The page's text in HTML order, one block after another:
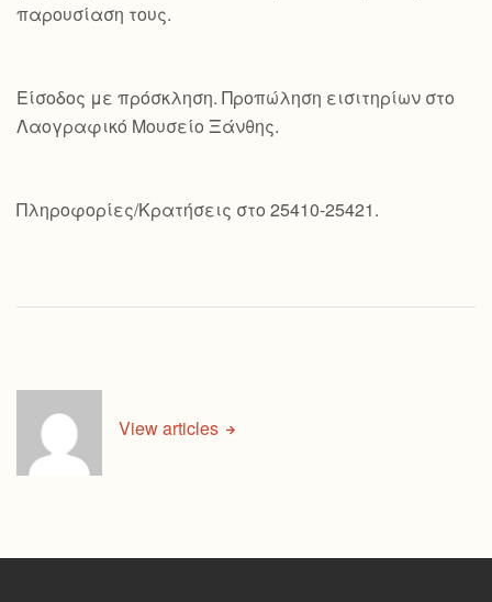
παρουσίαση τους.
Είσοδος με πρόσκληση. Προπώληση εισιτηρίων στο
Λαογραφικό Μουσείο Ξάνθης.
Πληροφορίες/Κρατήσεις στο 25410-25421.
View articles